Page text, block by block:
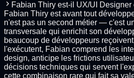
Fabian Thiry est-il UX/UI
Fabian Thiry est avant tout
n'est pas un second métier — c'est
transversale qui enrichit son
beaucoup de développeurs
l'exécutent, Fabian comprend les
design, anticipe les frictions
décisions techniques qui servent
cette combinaison rare qui fait sa